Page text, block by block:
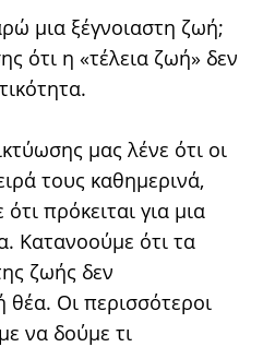
μια ξέγνοιαστη ζωή;
ότι η «τέλεια ζωή» δεν
μας λένε ότι οι
τους καθημερινά,
πρόκειται για μια
Κατανοούμε ότι τα
ζωής δεν
θέα. Οι περισσότεροι
να δούμε τι